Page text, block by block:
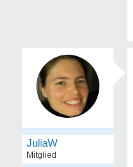
JuliaW
Mitglied